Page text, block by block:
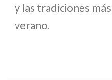
y las tradiciones
verano.